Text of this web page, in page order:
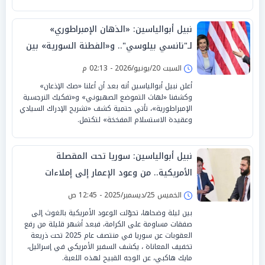
نبيل أبوالياسين: «الذهان الإمبراطوري»
لـ"نانسي بيلوسي".. و«الفطنة السورية» بين
«الجغرافيا البديلة» و«الارتداد السيكوباتي»
السبت 20/يونيو/2026 - 02:13 م
أعلن نبيل أبوالياسين أنه بعد أن أعلنا «صك الإذعان»
وكشفنا «لهاث التموضع الصهيوني» و«تفكيك النرجسية
الإمبراطورية»، تأتي حتمية كشف «تشريح الإدراك السيادي
وعقيدة الاستسلام المفخخة» لتكتمل.
نبيل أبوالياسين: سوريا تحت المقصلة
الأمريكية.. من وعود الإعمار إلى إملاءات
التطبيعالخميس 25/ديسمبر/2025 - 12:45 ص
بين ليلة وضحاها، تحوّلت الوعود الأمريكية بالغوث إلى
صفقات مساومة على الكرامة، فبعد أشهر قليلة من رفع
العقوبات عن سوريا في منتصف عام 2025 تحت ذريعة
تخفيف المعاناة ، يكشف السفير الأمريكي في إسرائيل،
مايك هاكبي، عن الوجه القبيح لهذه اللعبة.